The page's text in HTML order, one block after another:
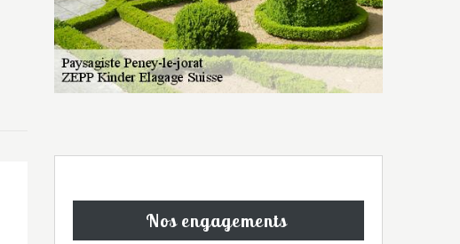
Nos engagements